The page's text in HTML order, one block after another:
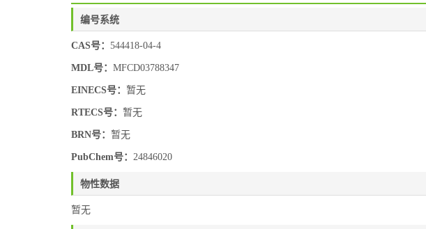
编号系统
CAS号： 544418-04-4
MDL号： MFCD03788347
EINECS号： 暂无
RTECS号： 暂无
BRN号： 暂无
PubChem号： 24846020
物性数据
暂无